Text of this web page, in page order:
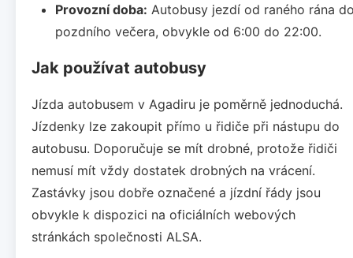
Provozní doba: Autobusy jezdí od raného rána
pozdního večera, obvykle od 6:00 do 22:00.
Jak používat autobusy
Jízda autobusem v Agadiru je poměrně jednoduchá.
Jízdenky lze zakoupit přímo u řidiče při nástupu do
autobusu. Doporučuje se mít drobné, protože řidiči
nemusí mít vždy dostatek drobných na vrácení.
Zastávky jsou dobře označené a jízdní řády jsou
obvykle k dispozici na oficiálních webových
stránkách společnosti ALSA.